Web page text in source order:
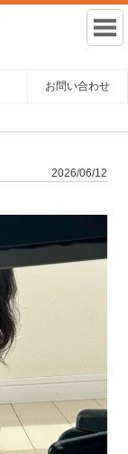
お問い合わせ
2026/06/12